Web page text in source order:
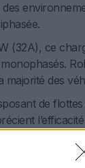
(32A), ce
majorité des
de